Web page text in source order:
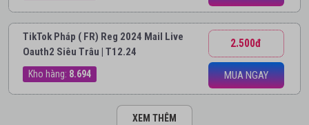
TikTok Pháp ( FR) Reg 2024 Mail Live
Oauth2 Siêu Trâu | T12.24
Kho hàng: 8.694
2.500đ
MUA NGAY
XEM THÊM